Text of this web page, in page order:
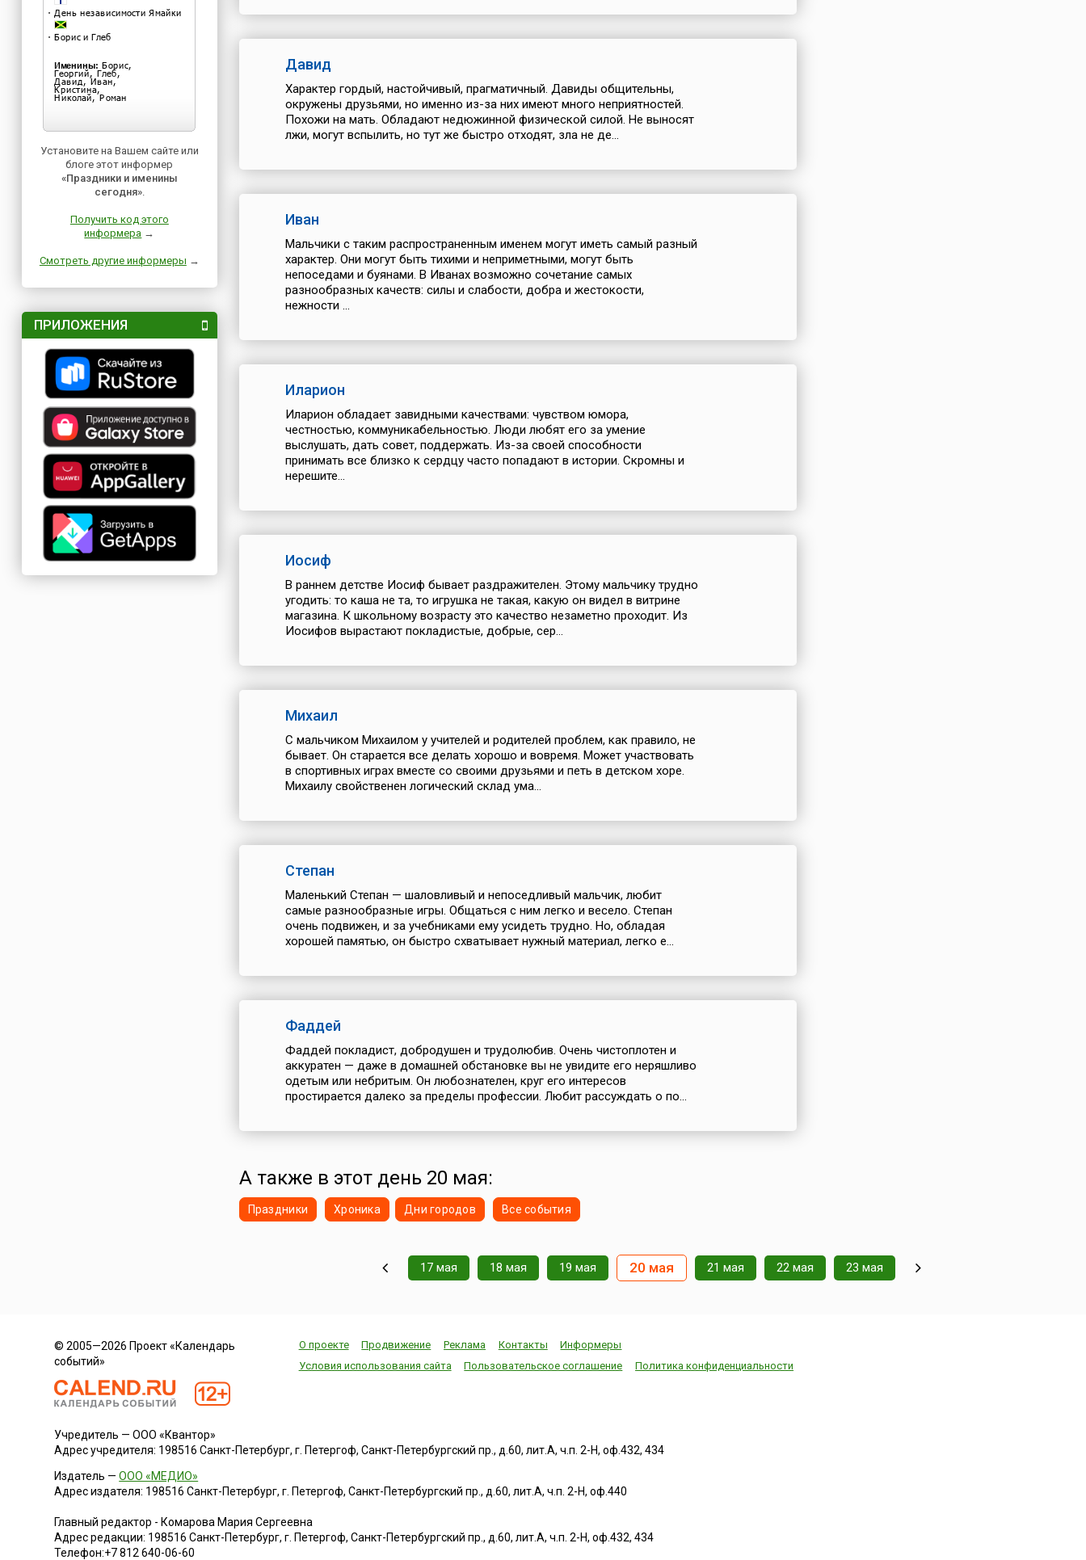
Установите на Вашем сайте или
блоге этот информер
«Праздники и именины
сегодня».
Получить код этого
информера →
Смотреть другие информеры →
ПРИЛОЖЕНИЯ
Давид
Характер гордый, настойчивый, прагматичный. Давиды общительны,
окружены друзьями, но именно из-за них имеют много неприятностей.
Похожи на мать. Обладают недюжинной физической силой. Не выносят
лжи, могут вспылить, но тут же быстро отходят, зла не де...
Иван
Мальчики с таким распространенным именем могут иметь самый разный
характер. Они могут быть тихими и неприметными, могут быть
непоседами и буянами. В Иванах возможно сочетание самых
разнообразных качеств: силы и слабости, добра и жестокости,
нежности ...
Иларион
Иларион обладает завидными качествами: чувством юмора,
честностью, коммуникабельностью. Люди любят его за умение
выслушать, дать совет, поддержать. Из-за своей способности
принимать все близко к сердцу часто попадают в истории. Скромны и
нерешите...
Иосиф
В раннем детстве Иосиф бывает раздражителен. Этому мальчику трудно
угодить: то каша не та, то игрушка не такая, какую он видел в витрине
магазина. К школьному возрасту это качество незаметно проходит. Из
Иосифов вырастают покладистые, добрые, сер...
Михаил
С мальчиком Михаилом у учителей и родителей проблем, как правило, не
бывает. Он старается все делать хорошо и вовремя. Может участвовать
в спортивных играх вместе со своими друзьями и петь в детском хоре.
Михаилу свойственен логический склад ума...
Степан
Маленький Степан — шаловливый и непоседливый мальчик, любит
самые разнообразные игры. Общаться с ним легко и весело. Степан
очень подвижен, и за учебниками ему усидеть трудно. Но, обладая
хорошей памятью, он быстро схватывает нужный материал, легко е...
Фаддей
Фаддей покладист, добродушен и трудолюбив. Очень чистоплотен и
аккуратен — даже в домашней обстановке вы не увидите его неряшливо
одетым или небритым. Он любознателен, круг его интересов
простирается далеко за пределы профессии. Любит рассуждать о по...
А также в этот день 20 мая:
Праздники Хроника Дни городов Все события
17 мая 18 мая 19 мая 20 мая 21 мая 22 мая 23 мая
© 2005—2026 Проект «Календарь
событий»
О проекте Продвижение Реклама Контакты
Информеры
Условия использования сайта
Пользовательское соглашение Политика конфиденциальности
Учредитель — ООО «Квантор»
Адрес учредителя: 198516 Санкт-Петербург, г. Петергоф, Санкт-Петербургский пр., д.60, лит.А, ч.п. 2-Н, оф.432, 434
Издатель —ООО «МЕДИО»
Адрес издателя: 198516 Санкт-Петербург, г. Петергоф, Санкт-Петербургский пр., д.60, лит.А, ч.п. 2-Н, оф.440
Главный редактор - Комарова Мария Сергеевна
Адрес редакции: 198516 Санкт-Петербург, г. Петергоф,Санкт-Петербургский пр., д.60, лит.А, ч.п. 2-Н, оф.432, 434
Телефон:+7 812 640-06-60